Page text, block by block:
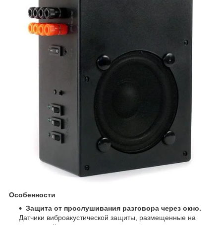
Особенности
Защита от прослушивания разговора через окно.
Датчики виброакустической защиты, размещенные на